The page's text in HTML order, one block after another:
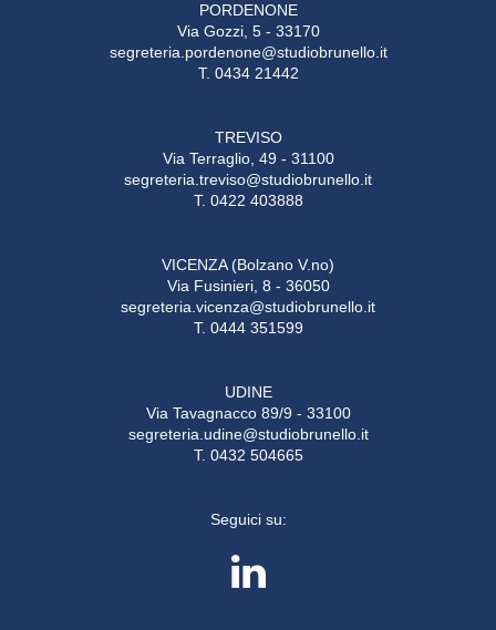
PORDENONE
Via Gozzi, 5 - 33170
segreteria.pordenone@studiobrunello.it
T. 0434 21442
TREVISO
Via Terraglio, 49 - 31100
segreteria.treviso@studiobrunello.it
T. 0422 403888
VICENZA (Bolzano V.no)
Via Fusinieri, 8 - 36050
segreteria.vicenza@studiobrunello.it
T. 0444 351599
UDINE
Via Tavagnacco 89/9 - 33100
segreteria.udine@studiobrunello.it
T. 0432 504665
Seguici su: